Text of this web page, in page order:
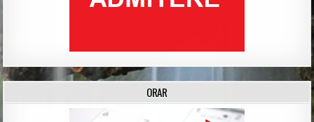
ORAR